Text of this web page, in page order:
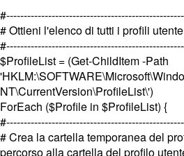
# Ottieni l'elenco di tutti i profili
$ProfileList = (Get-ChildItem -Path
NT\CurrentVersion\ProfileList\')
ForEach ($Profile in $ProfileList) {
# Crea la cartella temporanea del
percorso alla cartella del profilo